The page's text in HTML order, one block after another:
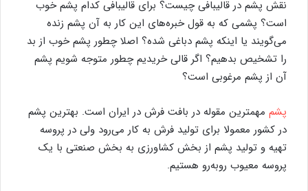
نقش پشم در قالیبافی چیست؟ برای قالیبافی کدام پشم خوب
است؟ پشمی که به قول خبره‌های این کار به آن پشم زنده
می‌گویند یا اینکه پشم دباغی شده؟ اصلا چطور پشم خوب از بد
را تشخیص بدهیم؟ اگر قالی خریدیم چطور متوجه شویم پشم
آن از پشم مرغوبی است؟
پشم مهمترین مقوله در بافت فرش در ایران است. بهترین پشم
در کشور معمولا برای تولید فرش به کار می‌رود ولی در پروسه
تهیه و تولید پشم از بخش کشاورزی به بخش صنعتی با یک
پروسه معیوب روبه‌رو هستیم.